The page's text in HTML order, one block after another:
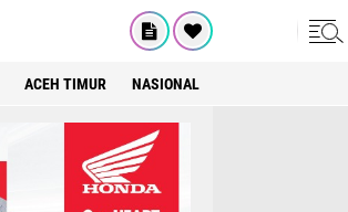
ACEH TIMUR NASIONAL